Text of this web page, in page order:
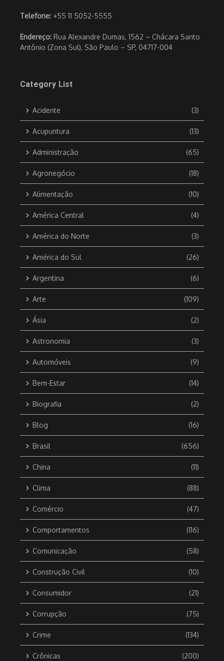
Telefone: +55 11 5052-5555
Endereço: Rua Alexandre Dumas, 1562 – Chácara Santo
Antônio (Zona Sul), São Paulo – SP, 04717-004
Category List
Acidente (3)
Acupuntura (13)
Administração (65)
Agronegócio (18)
Alimentação (10)
América Central (4)
América do Norte (3)
América do Sul (26)
Argentina (6)
Arte (109)
Ásia (2)
Astronomia (3)
Automóveis (9)
Bem-Estar (14)
Biografia (2)
Blog (16)
Brasil (656)
China (11)
Clima (88)
Comércio (47)
Comportamentos (116)
Comunicação (58)
Construção Civil (10)
Consumidor (21)
Corrupção (75)
Crime (134)
Crônicas (200)